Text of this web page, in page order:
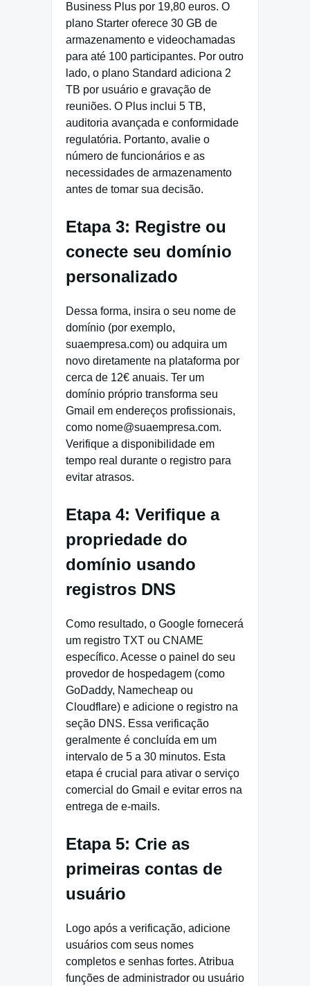
Business Plus por 19,80 euros. O
plano Starter oferece 30 GB de
armazenamento e videochamadas
para até 100 participantes. Por outro
lado, o plano Standard adiciona 2
TB por usuário e gravação de
reuniões. O Plus inclui 5 TB,
auditoria avançada e conformidade
regulatória. Portanto, avalie o
número de funcionários e as
necessidades de armazenamento
antes de tomar sua decisão.
Etapa 3: Registre ou
conecte seu domínio
personalizado
Dessa forma, insira o seu nome de
domínio (por exemplo,
suaempresa.com) ou adquira um
novo diretamente na plataforma por
cerca de 12€ anuais. Ter um
domínio próprio transforma seu
Gmail em endereços profissionais,
como nome@suaempresa.com.
Verifique a disponibilidade em
tempo real durante o registro para
evitar atrasos.
Etapa 4: Verifique a
propriedade do
domínio usando
registros DNS
Como resultado, o Google fornecerá
um registro TXT ou CNAME
específico. Acesse o painel do seu
provedor de hospedagem (como
GoDaddy, Namecheap ou
Cloudflare) e adicione o registro na
seção DNS. Essa verificação
geralmente é concluída em um
intervalo de 5 a 30 minutos. Esta
etapa é crucial para ativar o serviço
comercial do Gmail e evitar erros na
entrega de e-mails.
Etapa 5: Crie as
primeiras contas de
usuário
Logo após a verificação, adicione
usuários com seus nomes
completos e senhas fortes. Atribua
funções de administrador ou usuário